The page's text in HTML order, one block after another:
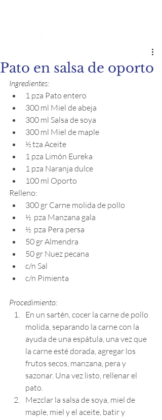
Pato en salsa de oporto
Ingredientes:
1 pza Pato entero
300 ml Miel de abeja
300 ml Salsa de soya
300 ml Miel de maple
½ tza Aceite
1 pza Limón Eureka
1 pza Naranja dulce
100 ml Oporto
Relleno:
300 gr Carne molida de pollo
½  pza Manzana gala
½  pza Pera persa
50 gr Almendra
50 gr Nuez pecana
c/n Sal
c/n Pimienta
Procedimiento:
En un sartén, cocer la carne de pollo
molida, separando la carne con la
ayuda de una espátula, una vez que
la carne esté dorada, agregar los
frutos secos, manzana, pera y
sazonar. Una vez listo, rellenar el
pato.
Mezclar la salsa de soya, miel de
maple, miel y el aceite, batir y